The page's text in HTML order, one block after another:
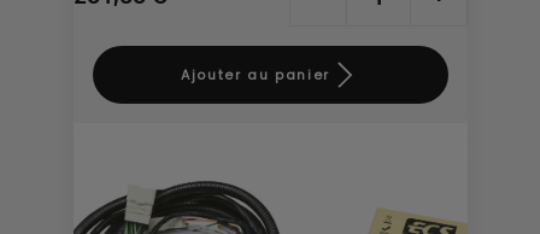
Price
261,86
Quantity
updated
Ajouter au panier